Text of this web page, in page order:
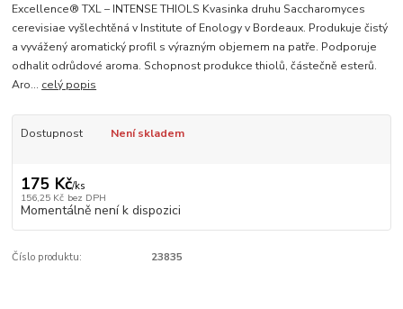
Excellence® TXL – INTENSE THIOLS Kvasinka druhu Saccharomyces
cerevisiae vyšlechtěná v Institute of Enology v Bordeaux. Produkuje čistý
a vyvážený aromatický profil s výrazným objemem na patře. Podporuje
odhalit odrůdové aroma. Schopnost produkce thiolů, částečně esterů.
Aro... celý popis
Dostupnost Není skladem
175 Kč/ks
156,25 Kč bez DPH
Momentálně není k dispozici
Číslo produktu: 23835